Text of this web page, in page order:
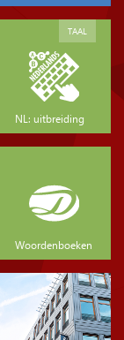
NL: uitbreiding
TAAL
Woordenboeken